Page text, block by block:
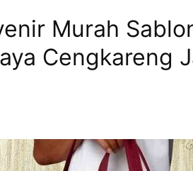
Murah
Cengkareng